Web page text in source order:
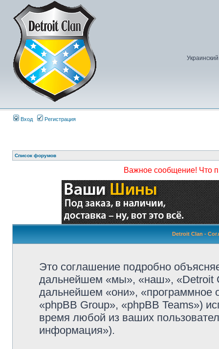
Вход Регистрация
Список форумов
Важное сообщение! Что
Detroit Clan -
Это соглашение подробно
дальнейшем «мы», «наш», «Detroit
дальнейшем «они», «программное
«phpBB Group», «phpBB Teams»)
время любой из ваших
информация»).